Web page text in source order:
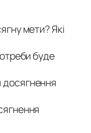
мети? Які
буде